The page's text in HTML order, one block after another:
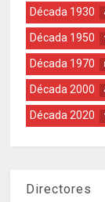
Década 1930
Década 1950
Década 1970
Década 2000
Década 2020
Directores